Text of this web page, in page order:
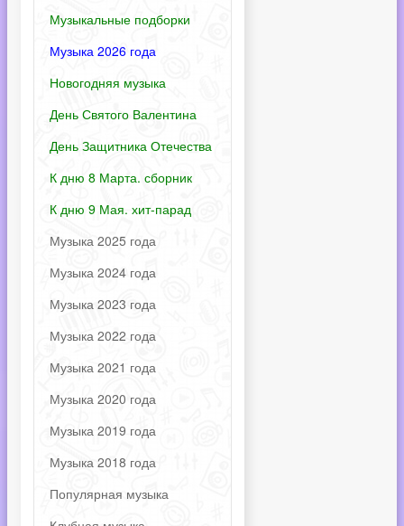
Музыкальные подборки
Музыка 2026 года
Новогодняя музыка
День Святого Валентина
День Защитника Отечества
К дню 8 Марта. сборник
К дню 9 Мая. хит-парад
Музыка 2025 года
Музыка 2024 года
Музыка 2023 года
Музыка 2022 года
Музыка 2021 года
Музыка 2020 года
Музыка 2019 года
Музыка 2018 года
Популярная музыка